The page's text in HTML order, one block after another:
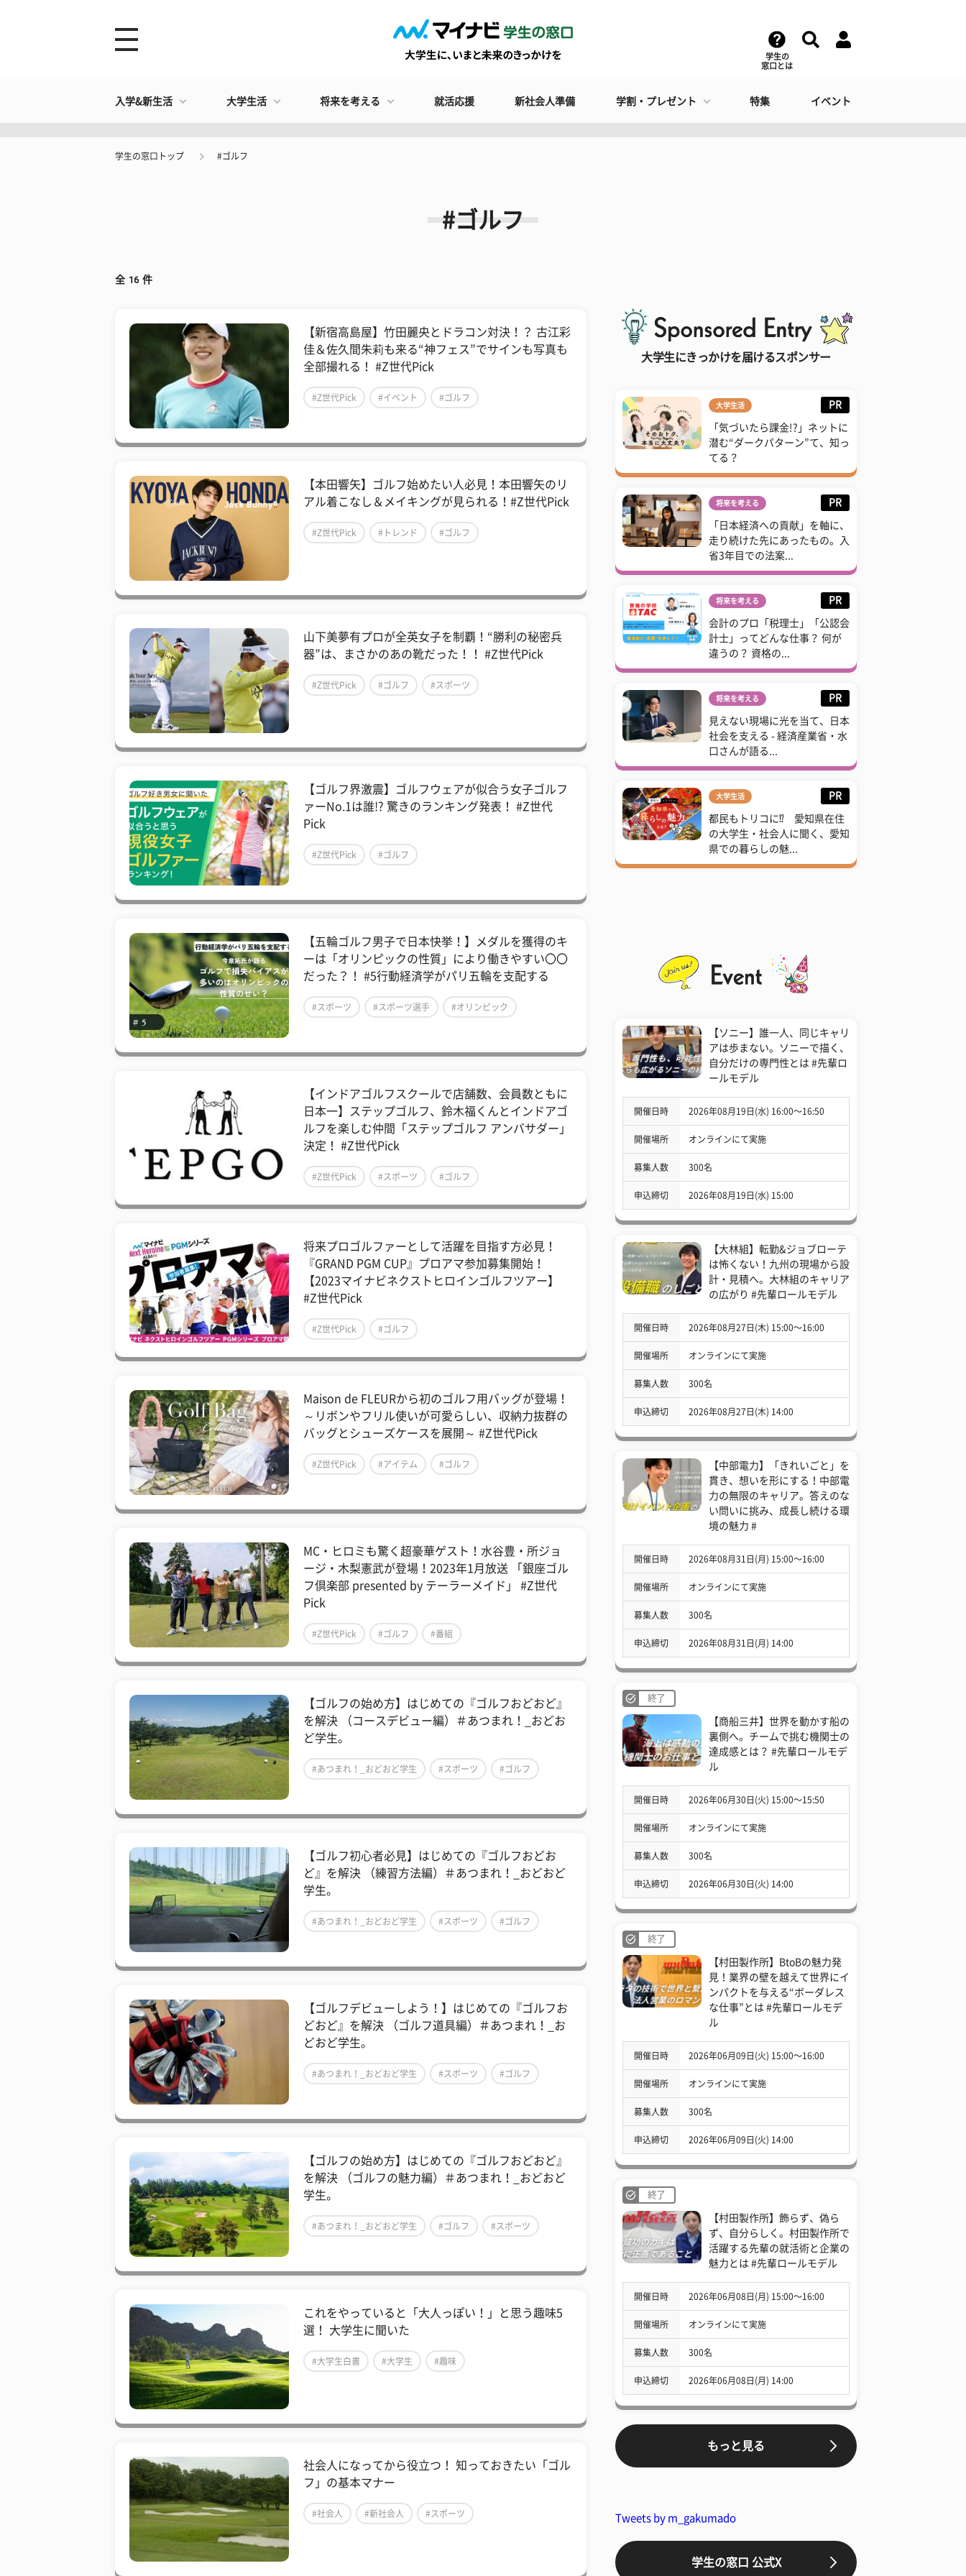
学生の
窓口とは
入学&新生活 大学生活 将来を考える 就活応援 新社会人準備 学割・プレゼント 特集 イベント
学生の窓口トップ #ゴルフ
#ゴルフ
全 16 件
【新宿高島屋】竹田麗央とドラコン対決！？ 古江彩
佳＆佐久間朱莉も来る“神フェス”でサインも写真も
全部撮れる！ #Z世代Pick
#Z世代Pick #イベント #ゴルフ
【本田響矢】ゴルフ始めたい人必見！本田響矢のリ
アル着こなし＆メイキングが見られる！#Z世代Pick
#Z世代Pick #トレンド #ゴルフ
山下美夢有プロが全英女子を制覇！“勝利の秘密兵
器”は、まさかのあの靴だった！！ #Z世代Pick
#Z世代Pick #ゴルフ #スポーツ
【ゴルフ界激震】ゴルフウェアが似合う女子ゴルフ
ァーNo.1は誰!? 驚きのランキング発表！ #Z世代
Pick
#Z世代Pick #ゴルフ
【五輪ゴルフ男子で日本快挙！】メダルを獲得のキ
ーは「オリンピックの性質」により働きやすい〇〇
だった？！ #5行動経済学がパリ五輪を支配する
#スポーツ #スポーツ選手 #オリンピック
【インドアゴルフスクールで店舗数、会員数ともに
日本一】ステップゴルフ、鈴木福くんとインドアゴ
ルフを楽しむ仲間「ステップゴルフ アンバサダー」
決定！ #Z世代Pick
#Z世代Pick #スポーツ #ゴルフ
将来プロゴルファーとして活躍を目指す方必見！
『GRAND PGM CUP』プロアマ参加募集開始！
【2023マイナビネクストヒロインゴルフツアー】
#Z世代Pick
#Z世代Pick #ゴルフ
Maison de FLEURから初のゴルフ用バッグが登場！
～リボンやフリル使いが可愛らしい、収納力抜群の
バッグとシューズケースを展開～ #Z世代Pick
#Z世代Pick #アイテム #ゴルフ
MC・ヒロミも驚く超豪華ゲスト！水谷豊・所ジョ
ージ・木梨憲武が登場！2023年1月放送 「銀座ゴル
フ倶楽部 presented by テーラーメイド」 #Z世代
Pick
#Z世代Pick #ゴルフ #番組
【ゴルフの始め方】はじめての『ゴルフおどおど』
を解決 （コースデビュー編）＃あつまれ！_おどお
ど学生。
#あつまれ！_おどおど学生 #スポーツ #ゴルフ
【ゴルフ初心者必見】はじめての『ゴルフおどお
ど』を解決 （練習方法編）＃あつまれ！_おどおど
学生。
#あつまれ！_おどおど学生 #スポーツ #ゴルフ
【ゴルフデビューしよう！】はじめての『ゴルフお
どおど』を解決 （ゴルフ道具編）＃あつまれ！_お
どおど学生。
#あつまれ！_おどおど学生 #スポーツ #ゴルフ
【ゴルフの始め方】はじめての『ゴルフおどおど』
を解決 （ゴルフの魅力編）＃あつまれ！_おどおど
学生。
#あつまれ！_おどおど学生 #ゴルフ #スポーツ
これをやっていると「大人っぽい！」と思う趣味5
選！ 大学生に聞いた
#大学生白書 #大学生 #趣味
社会人になってから役立つ！ 知っておきたい「ゴル
フ」の基本マナー
#社会人 #新社会人 #スポーツ
大学生にきっかけを届けるスポンサー
大学生活 PR
「気づいたら課金!?」ネットに
潜む“ダークパターン”て、知っ
てる？
将来を考える PR
「日本経済への貢献」を軸に、
走り続けた先にあったもの。入
省3年目での法案...
将来を考える PR
会計のプロ「税理士」「公認会
計士」ってどんな仕事？ 何が
違うの？ 資格の...
将来を考える PR
見えない現場に光を当て、日本
社会を支える - 経済産業省・水
口さんが語る...
大学生活 PR
都民もトリコに⁉ 愛知県在住
の大学生・社会人に聞く、愛知
県での暮らしの魅...
【ソニー】誰一人、同じキャリ
アは歩まない。ソニーで描く、
自分だけの専門性とは #先輩ロ
ールモデル
開催日時 2026年08月19日(水) 16:00〜16:50
開催場所 オンラインにて実施
募集人数 300名
申込締切 2026年08月19日(水) 15:00
【大林組】転勤&ジョブローテ
は怖くない！九州の現場から設
計・見積へ。大林組のキャリア
の広がり #先輩ロールモデル
開催日時 2026年08月27日(木) 15:00〜16:00
開催場所 オンラインにて実施
募集人数 300名
申込締切 2026年08月27日(木) 14:00
【中部電力】「きれいごと」を
貫き、想いを形にする！中部電
力の無限のキャリア。答えのな
い問いに挑み、成長し続ける環
境の魅力 #
開催日時 2026年08月31日(月) 15:00〜16:00
開催場所 オンラインにて実施
募集人数 300名
申込締切 2026年08月31日(月) 14:00
終了
【商船三井】世界を動かす船の
裏側へ。チームで挑む機関士の
達成感とは？ #先輩ロールモデ
ル
開催日時 2026年06月30日(火) 15:00〜15:50
開催場所 オンラインにて実施
募集人数 300名
申込締切 2026年06月30日(火) 14:00
終了
【村田製作所】BtoBの魅力発
見！業界の壁を越えて世界にイ
ンパクトを与える“ボーダレス
な仕事”とは #先輩ロールモデ
ル
開催日時 2026年06月09日(火) 15:00〜16:00
開催場所 オンラインにて実施
募集人数 300名
申込締切 2026年06月09日(火) 14:00
終了
【村田製作所】飾らず、偽ら
ず、自分らしく。村田製作所で
活躍する先輩の就活術と企業の
魅力とは #先輩ロールモデル
開催日時 2026年06月08日(月) 15:00〜16:00
開催場所 オンラインにて実施
募集人数 300名
申込締切 2026年06月08日(月) 14:00
もっと見る
Tweets by m_gakumado
学生の窓口 公式X